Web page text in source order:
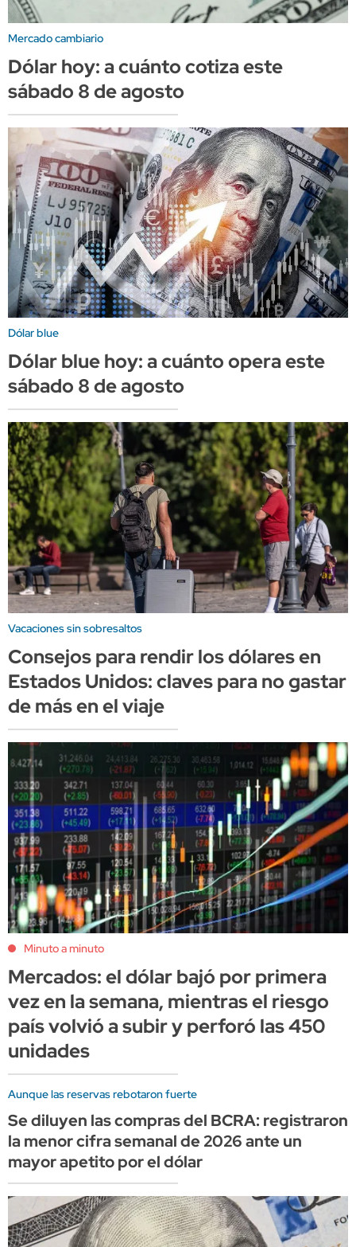
Mercado cambiario
Dólar hoy: a cuánto cotiza este
sábado 8 de agosto
Dólar blue
Dólar blue hoy: a cuánto opera este
sábado 8 de agosto
Vacaciones sin sobresaltos
Consejos para rendir los dólares en
Estados Unidos: claves para no gastar
de más en el viaje
Minuto a minuto
Mercados: el dólar bajó por primera
vez en la semana, mientras el riesgo
país volvió a subir y perforó las 450
unidades
Aunque las reservas rebotaron fuerte
Se diluyen las compras del BCRA: registraron
la menor cifra semanal de 2026 ante un
mayor apetito por el dólar